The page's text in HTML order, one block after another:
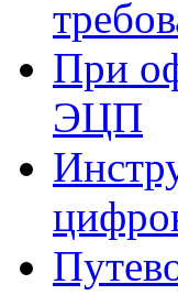
При
ЭЦП